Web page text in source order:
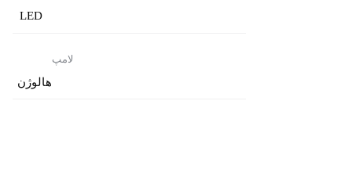
LED
لامپ
هالوژن